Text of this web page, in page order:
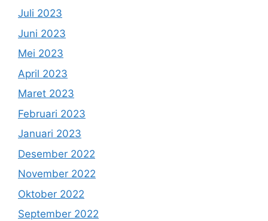
Juli 2023
Juni 2023
Mei 2023
April 2023
Maret 2023
Februari 2023
Januari 2023
Desember 2022
November 2022
Oktober 2022
September 2022